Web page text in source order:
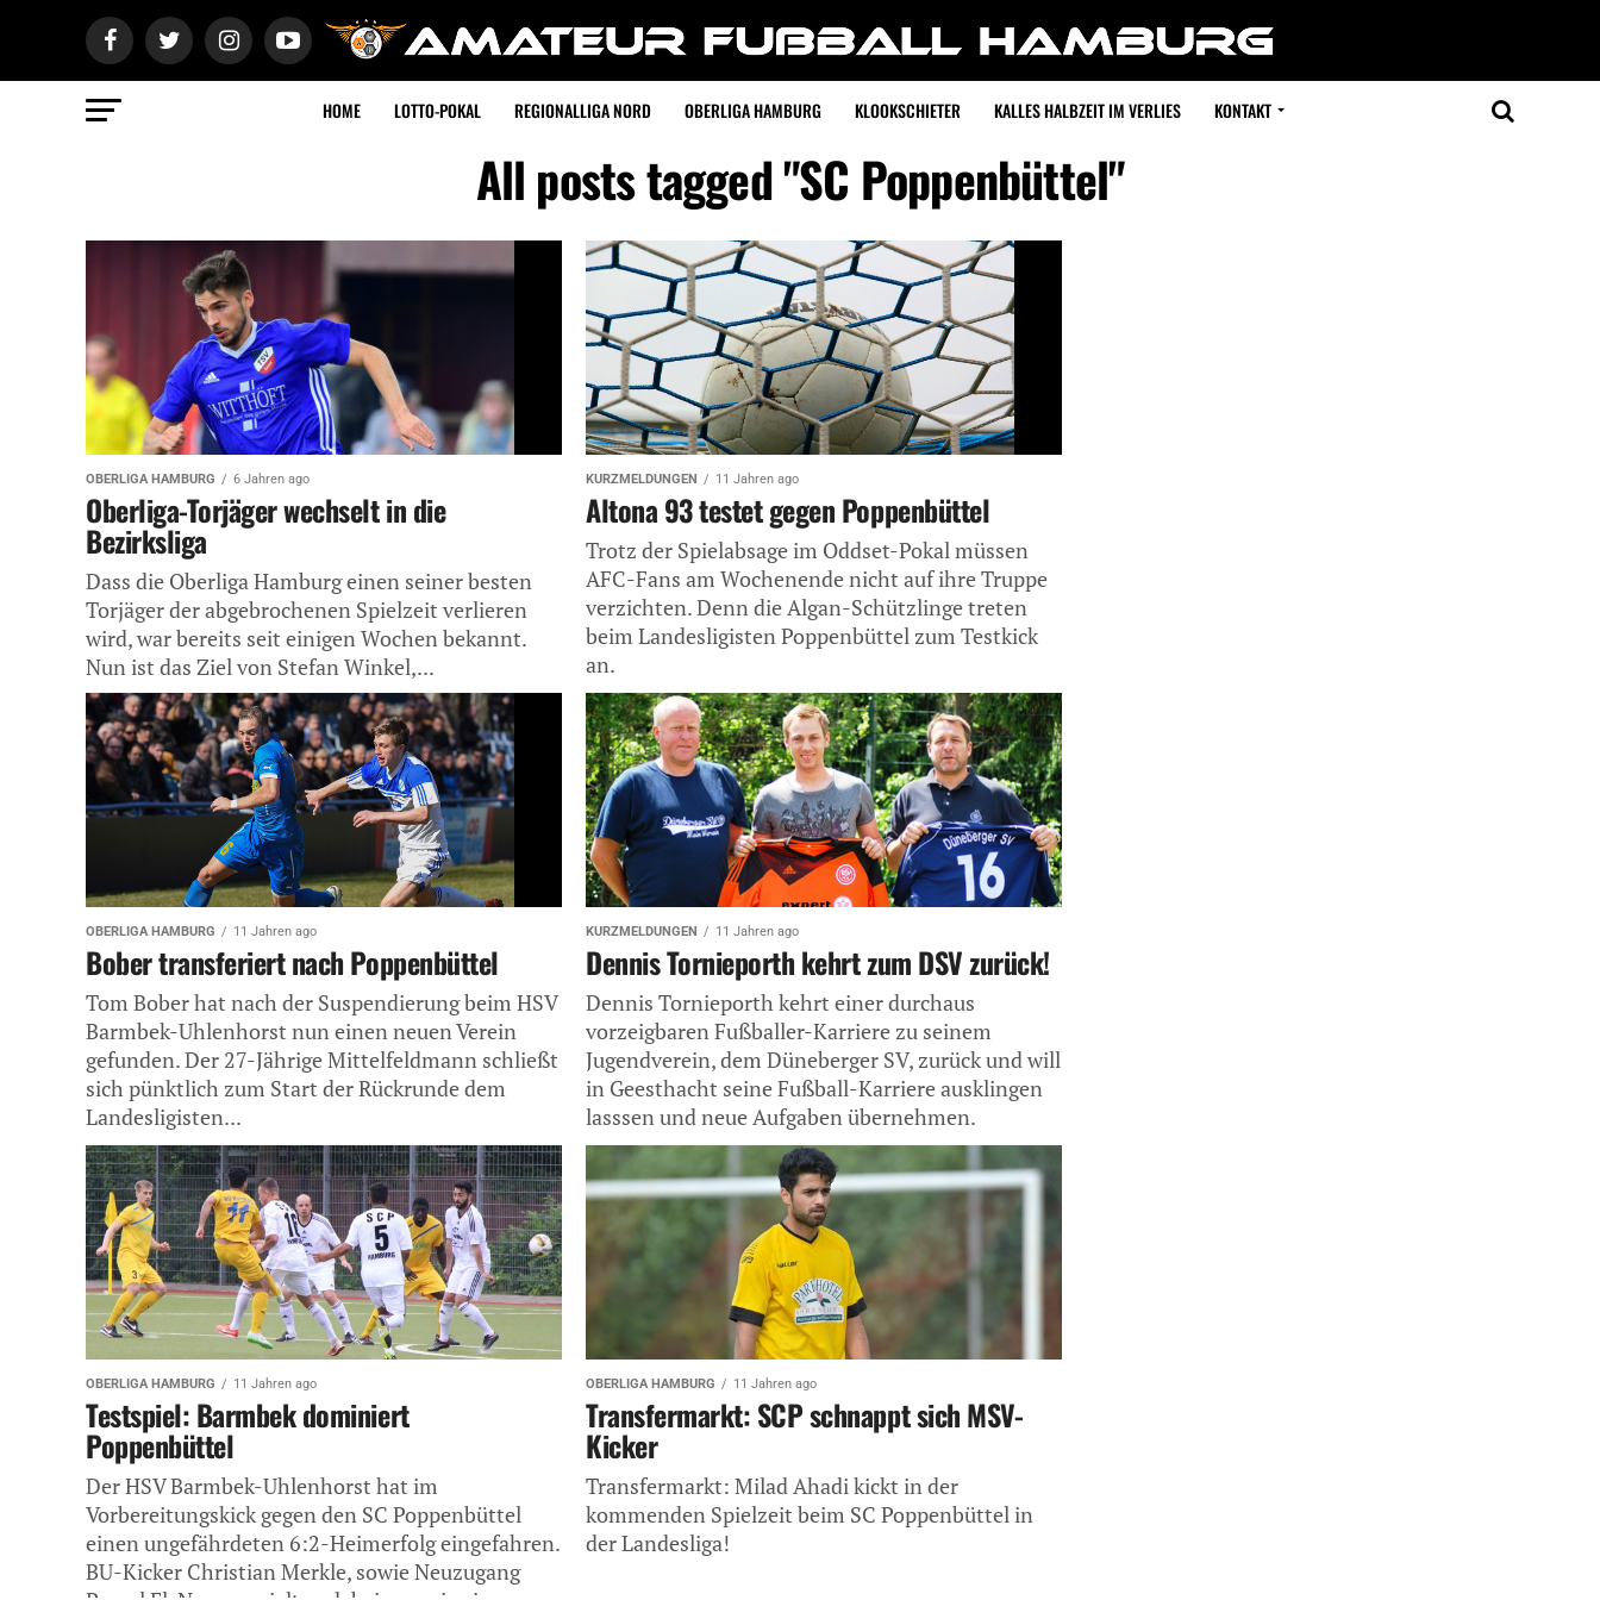
HOME LOTTO-POKAL REGIONALLIGA NORD OBERLIGA HAMBURG KLOOKSCHIETER KALLES HALBZEIT IM VERLIES KONTAKT
All posts tagged "SC Poppenbüttel"
OBERLIGA HAMBURG 6 Jahren ago
Oberliga-Torjäger wechselt in die
Bezirksliga
Dass die Oberliga Hamburg einen seiner besten
Torjäger der abgebrochenen Spielzeit verlieren
wird, war bereits seit einigen Wochen bekannt.
Nun ist das Ziel von Stefan Winkel,...
KURZMELDUNGEN 11 Jahren ago
Altona 93 testet gegen Poppenbüttel
Trotz der Spielabsage im Oddset-Pokal müssen
AFC-Fans am Wochenende nicht auf ihre Truppe
verzichten. Denn die Algan-Schützlinge treten
beim Landesligisten Poppenbüttel zum Testkick
an.
OBERLIGA HAMBURG 11 Jahren ago
Bober transferiert nach Poppenbüttel
Tom Bober hat nach der Suspendierung beim HSV
Barmbek-Uhlenhorst nun einen neuen Verein
gefunden. Der 27-Jährige Mittelfeldmann schließt
sich pünktlich zum Start der Rückrunde dem
Landesligisten...
KURZMELDUNGEN 11 Jahren ago
Dennis Tornieporth kehrt zum DSV zurück!
Dennis Tornieporth kehrt einer durchaus
vorzeigbaren Fußballer-Karriere zu seinem
Jugendverein, dem Düneberger SV, zurück und will
in Geesthacht seine Fußball-Karriere ausklingen
lasssen und neue Aufgaben übernehmen.
OBERLIGA HAMBURG 11 Jahren ago
Testspiel: Barmbek dominiert
Poppenbüttel
Der HSV Barmbek-Uhlenhorst hat im
Vorbereitungskick gegen den SC Poppenbüttel
einen ungefährdeten 6:2-Heimerfolg eingefahren.
BU-Kicker Christian Merkle, sowie Neuzugang
OBERLIGA HAMBURG 11 Jahren ago
Transfermarkt: SCP schnappt sich MSV-
Kicker
Transfermarkt: Milad Ahadi kickt in der
kommenden Spielzeit beim SC Poppenbüttel in
der Landesliga!